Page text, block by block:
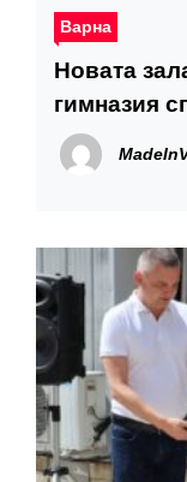
Варна
Новата
гимназия
отличие